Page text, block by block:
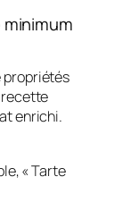
propriétés
recette
enrichi.
« Tarte